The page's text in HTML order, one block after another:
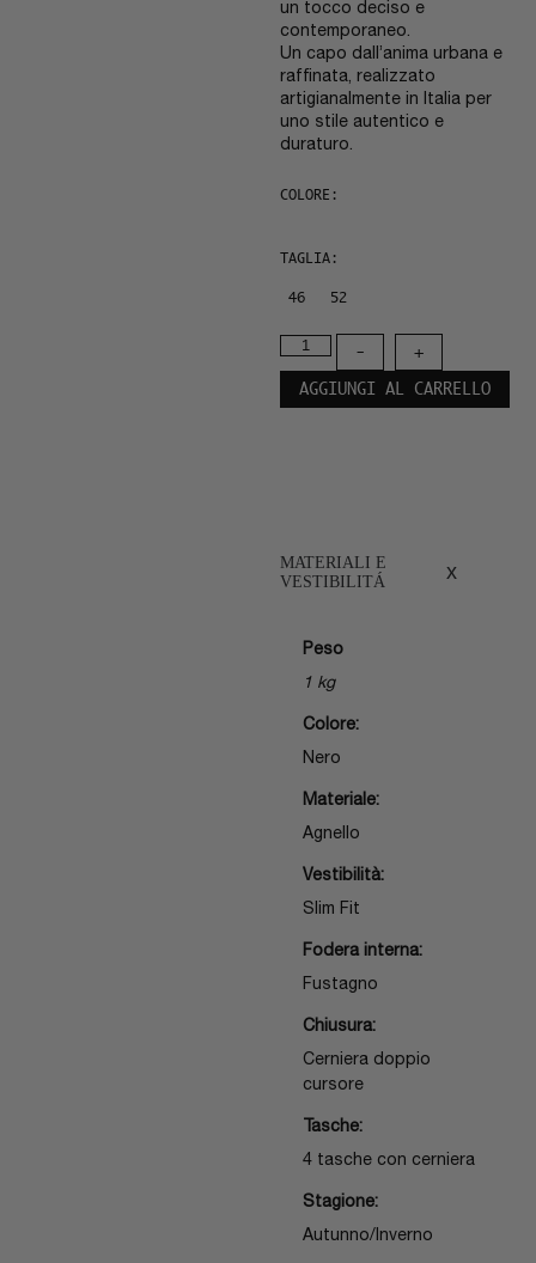
un tocco deciso e
contemporaneo.
Un capo dall’anima urbana e
raffinata, realizzato
artigianalmente in Italia per
uno stile autentico e
duraturo.
COLORE:
TAGLIA:
46 52
-
+
AGGIUNGI AL CARRELLO
MATERIALI E
VESTIBILITÁ
x
Peso
1 kg
Colore:
Nero
Materiale:
Agnello
Vestibilità:
Slim Fit
Fodera interna:
Fustagno
Chiusura:
Cerniera doppio
cursore
Tasche:
4 tasche con cerniera
Stagione:
Autunno/Inverno